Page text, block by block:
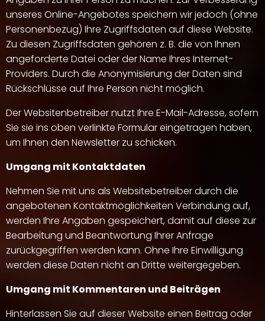
unseres Online-Angebotes speichern wir jedoch (ohne
Personenbezug) Ihre Zugriffsdaten auf diese Website.
Zu diesen Zugriffsdaten gehören z. B. die von Ihnen
angeforderte Datei oder der Name Ihres Internet-
Providers. Durch die Anonymisierung der Daten sind
Rückschlüsse auf Ihre Person nicht möglich.
Der Websitenbetreiber nutzt Ihre E-Mail-Adresse, sofern
Sie sie ins oben verlinkte Formular eingetragen haben,
um Ihnen den Newsletter zu schicken.
Umgang mit Kontaktdaten
Nehmen Sie mit uns als Websitebetreiber durch die
angebotenen Kontaktmöglichkeiten Verbindung auf,
werden Ihre Angaben gespeichert, damit auf diese zur
Bearbeitung und Beantwortung Ihrer Anfrage
zurückgegriffen werden kann. Ohne Ihre Einwilligung
werden diese Daten nicht an Dritte weitergegeben.
Umgang mit Kommentaren und Beiträgen
Hinterlassen Sie auf dieser Website einen Beitrag oder